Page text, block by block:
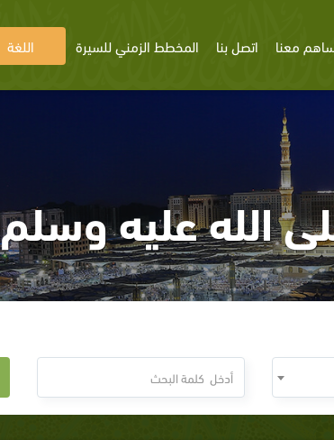
معنا اتصل بنا المخطط الزمني للسيرة اللغة
الله عليه وسلم